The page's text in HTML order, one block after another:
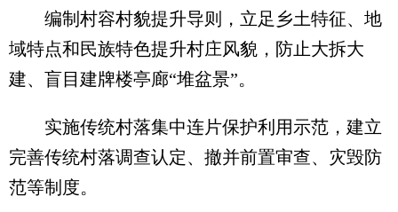
编制村容村貌提升导则，立足乡土特征、地
域特点和民族特色提升村庄风貌，防止大拆大
建、盲目建牌楼亭廊“堆盆景”。
实施传统村落集中连片保护利用示范，建立
完善传统村落调查认定、撤并前置审查、灾毁防
范等制度。